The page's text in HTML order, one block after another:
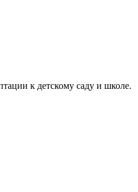
к детскому саду и школе.